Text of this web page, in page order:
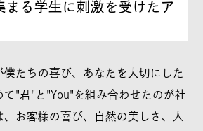
まる学生に刺激を受けたア
たちの喜び、あなたを大切にした
て"君"と"You"を組み合わせたのが社
お客様の喜び、自然の美しさ、人